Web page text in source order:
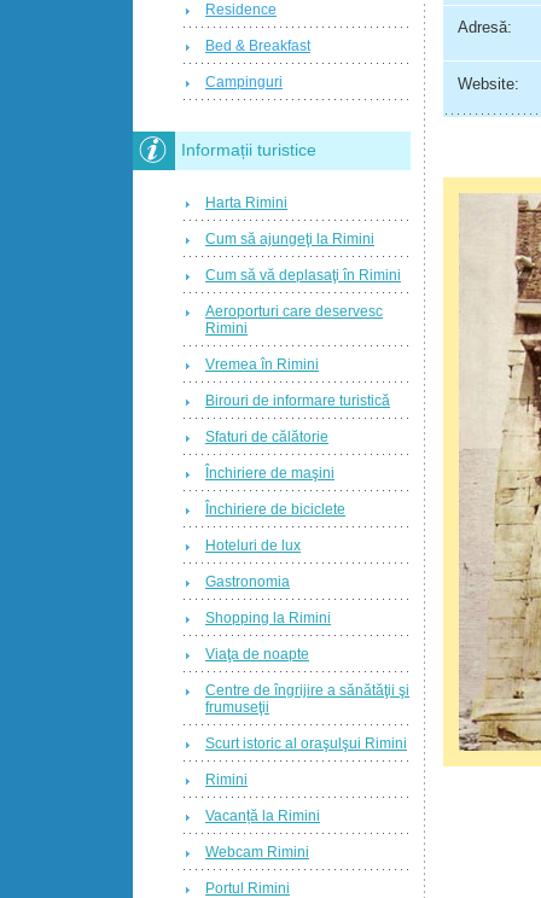
Adresă:
Website:
Residence
Bed & Breakfast
Campinguri
Informații turistice
Harta Rimini
Cum să ajungeţi la Rimini
Cum să vă deplasaţi în Rimini
Aeroporturi care deservesc
Rimini
Vremea în Rimini
Birouri de informare turistică
Sfaturi de călătorie
Închiriere de maşini
Închiriere de biciclete
Hoteluri de lux
Gastronomia
Shopping la Rimini
Viaţa de noapte
Centre de îngrijire a sănătăţii şi
frumuseţii
Scurt istoric al oraşulşui Rimini
Rimini
Vacanță la Rimini
Webcam Rimini
Portul Rimini